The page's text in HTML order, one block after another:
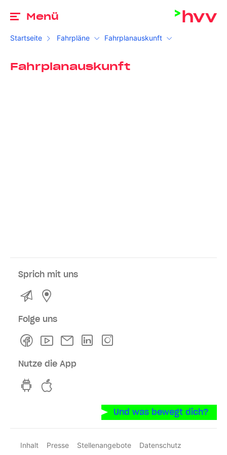
Menü
Startseite Fahrpläne Fahrplanauskunft
Fahrplanauskunft
Sprich mit uns
Kontakt
Folge uns
FacebookYoutubeNewsletterLinkedln
Nutze die App
hvv switch App auf GooglePlay
Und was bewegt dich?
Inhalt Presse Stellenangebote
Datenschutz